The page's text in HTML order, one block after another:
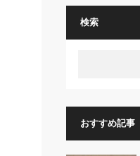
検索
おすすめ記事